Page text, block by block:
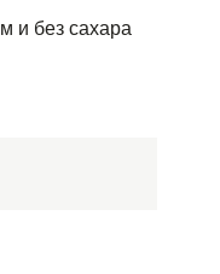
и без сахара